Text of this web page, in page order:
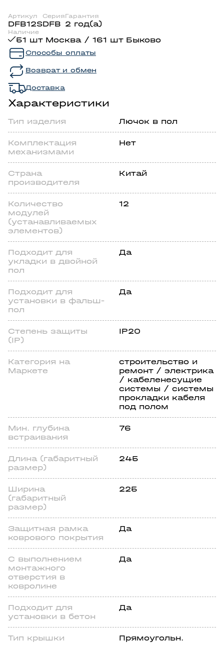
Артикул
DFB12S
Серия
DFB
Гарантия
2 год(а)
Наличие
51 шт Москва / 161 шт Быково
Способы оплаты
Возврат и обмен
Доставка
Характеристики
Тип изделия Лючок в пол
Комплектация
механизмами
Нет
Страна
производителя
Китай
Количество
модулей
(устанавливаемых
элементов)
12
Подходит для
укладки в двойной
пол
Да
Подходит для
установки в фальш-
пол
Да
Степень защиты
(IP)
IP20
Категория на
Маркете
строительство и
ремонт / электрика
/ кабеленесущие
системы / системы
прокладки кабеля
под полом
Мин. глубина
встраивания
76
Длина (габаритный
размер)
245
Ширина
(габаритный
размер)
225
Защитная рамка
коврового покрытия
Да
С выполнением
монтажного
отверстия в
ковролине
Да
Подходит для
установки в бетон
Да
Тип крышки Прямоугольн.